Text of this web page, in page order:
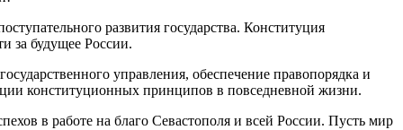
развития государства. Конституция
за будущее России.
управления, обеспечение правопорядка и
конституционных принципов в повседневной жизни.
в работе на благо Севастополя и всей России. Пусть мир